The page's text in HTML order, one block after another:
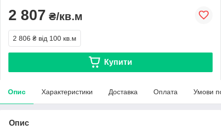
2 807 ₴/кв.м
2 806 ₴ від 100 кв.м
Купити
Опис Характеристики Доставка Оплата Умови
Опис